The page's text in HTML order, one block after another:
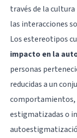
través de la
las interacciones
Los estereotipos
impacto en la
personas
reducidas a un
comportamientos,
estigmatizadas o